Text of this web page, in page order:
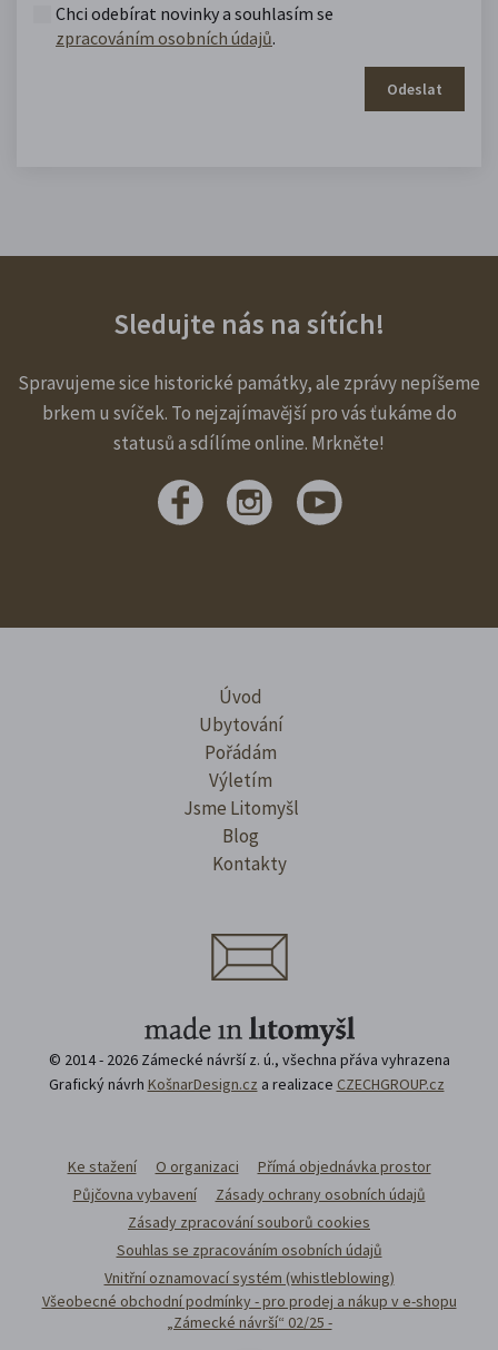
Chci odebírat novinky a souhlasím se
zpracováním osobních údajů.
Odeslat
Sledujte nás na sítích!
Spravujeme sice historické památky, ale zprávy nepíšeme
brkem u svíček. To nejzajímavější pro vás ťukáme do
statusů a sdílíme online. Mrkněte!
Úvod
Ubytování
Pořádám
Výletím
Jsme Litomyšl
Blog
Kontakty
© 2014 - 2026 Zámecké návrší z. ú., všechna přáva vyhrazena
Grafický návrh KošnarDesign.cz a realizace CZECHGROUP.cz
Ke stažení O organizaci
Přímá objednávka prostor
Půjčovna vybavení
Zásady ochrany osobních údajů
Zásady zpracování souborů cookies
Souhlas se zpracováním osobních údajů
Vnitřní oznamovací systém (whistleblowing)
Všeobecné obchodní podmínky - pro prodej a nákup v e-shopu
„Zámecké návrší“ 02/25 -